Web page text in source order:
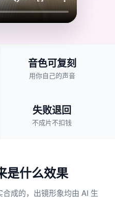
音色可复刻
用你自己的声音
失败退回
不成片不扣钱
是什么效果
成的，出镜形象均由 AI 生